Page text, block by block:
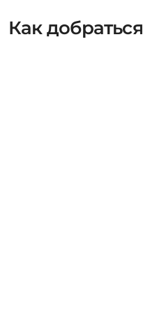
Как добраться